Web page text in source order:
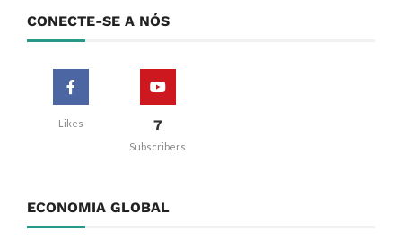
CONECTE-SE A NÓS
Likes 7
Subscribers
ECONOMIA GLOBAL